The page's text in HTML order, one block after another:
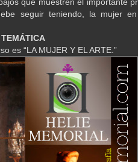
que muestren el importante
seguir teniendo, la mujer
TEMÁTICA
es “LA MUJER Y EL ARTE.”